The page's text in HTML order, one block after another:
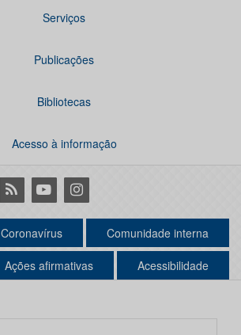
Serviços
Publicações
Bibliotecas
Acesso à informação
RSS YoutubeInstagram
Coronavírus Comunidade interna
Ações afirmativas Acessibilidade